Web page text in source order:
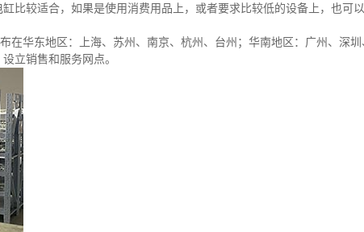
比较适合，如果是使用消费用品上，或者要求比较低的设备上，也可
华东地区：上海、苏州、南京、杭州、台州；华南地区：广州、深圳
立销售和服务网点。